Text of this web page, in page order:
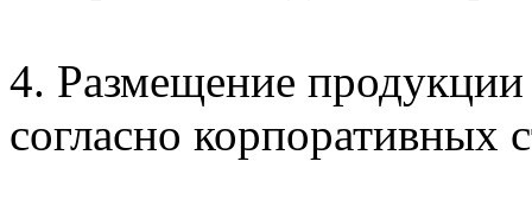
4. Размещение продукции
согласно корпоративных